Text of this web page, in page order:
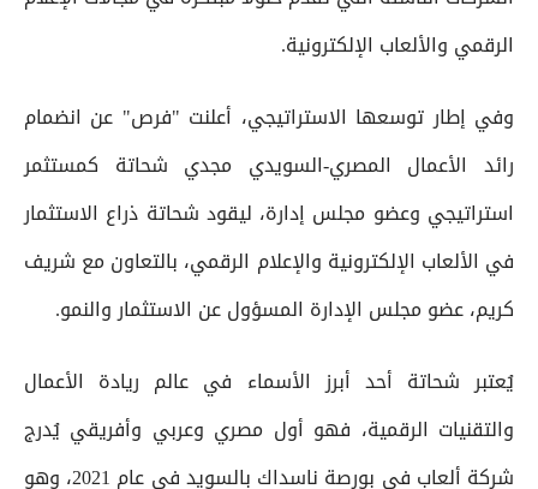
الرقمي والألعاب الإلكترونية.
وفي إطار توسعها الاستراتيجي، أعلنت "فرص" عن انضمام
رائد الأعمال المصري-السويدي مجدي شحاتة كمستثمر
استراتيجي وعضو مجلس إدارة، ليقود شحاتة ذراع الاستثمار
في الألعاب الإلكترونية والإعلام الرقمي، بالتعاون مع شريف
كريم، عضو مجلس الإدارة المسؤول عن الاستثمار والنمو.
يُعتبر شحاتة أحد أبرز الأسماء في عالم ريادة الأعمال
والتقنيات الرقمية، فهو أول مصري وعربي وأفريقي يُدرج
شركة ألعاب في بورصة ناسداك بالسويد في عام 2021، وهو